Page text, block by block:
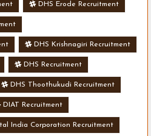
DHS Erode Recruitment
DHS Krishnagiri Recruitment
DHS Recruitment
DHS Thoothukudi Recruitment
DIAT Recruitment
India Corporation Recruitment